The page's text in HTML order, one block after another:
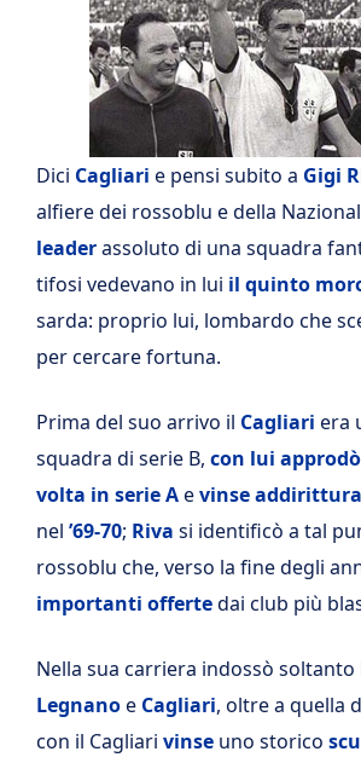
Dici Cagliari e pensi subito a Gigi
alfiere dei rossoblu e della
leaderassoluto di una squadra
tifosi vedevano in lui il quinto
sarda: proprio lui, lombardo che
per cercare fortuna.
Prima del suo arrivo il Cagliari era
squadra di serie B, con lui
volta in serie Aevinse
nel ’69-70; Riva si identificò a tal
rossoblu che, verso la fine degli
importanti offertedai club più
Nella sua carriera indossò soltanto
Legnanoe Cagliari, oltre a quella
con il Cagliari vinse uno storico